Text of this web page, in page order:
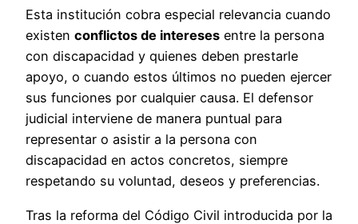
Esta institución cobra especial relevancia cuando
existen conflictos de intereses entre la persona
con discapacidad y quienes deben prestarle
apoyo, o cuando estos últimos no pueden ejercer
sus funciones por cualquier causa. El defensor
judicial interviene de manera puntual para
representar o asistir a la persona con
discapacidad en actos concretos, siempre
respetando su voluntad, deseos y preferencias.
Tras la reforma del Código Civil introducida por la